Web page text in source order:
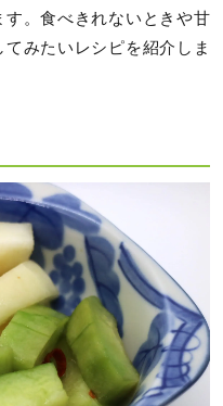
。食べきれないときや甘
みたいレシピを紹介しま